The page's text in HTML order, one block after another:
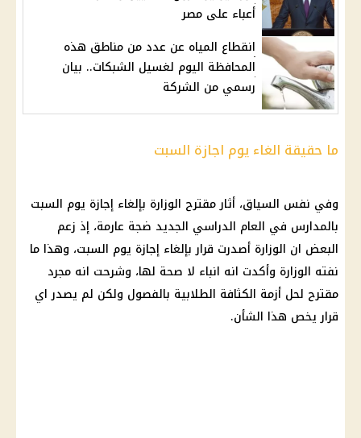
أعباء على مصر
انقطاع المياه عن عدد من مناطق هذه
المحافظة اليوم لغسيل الشبكات.. بيان
رسمي من الشركة
ما حقيقة الغاء يوم اجازة السبت
وفي نفس السياق، أثار مقترح الوزارة بإلغاء إجازة يوم السبت
بالمدارس في العام الدراسي الجديد ضجة عارمة، إذ زعم
البعض ان الوزارة أصدرت قراربإلغاء إجازة يوم السبت، وهذا ما
نفته الوزارة وأكدت انه انباء لا صحة لها، وشرحت انه مجرد
مقترح لحل أزمة الكثافة الطلابية بالفصول ولكن لم يصدر اي
قراريخص هذا الشأن.